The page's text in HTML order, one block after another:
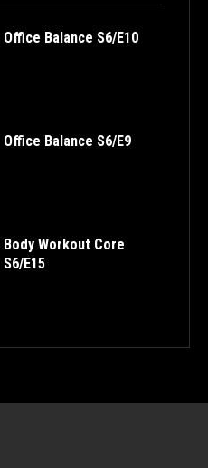
Office Balance S6/E10
Office Balance S6/E9
Body Workout Core
S6/E15